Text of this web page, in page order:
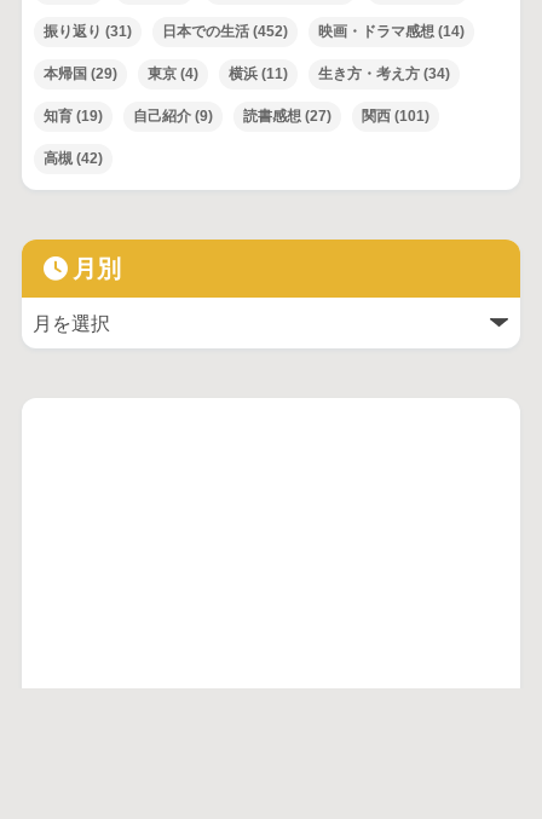
振り返り (31) 日本での生活(452) 映画・ドラマ感想 (14)
本帰国 (29) 東京(4) 横浜(11) 生き方・考え方(34)
知育(19) 自己紹介(9) 読書感想 (27) 関西(101)
高槻(42)
月別